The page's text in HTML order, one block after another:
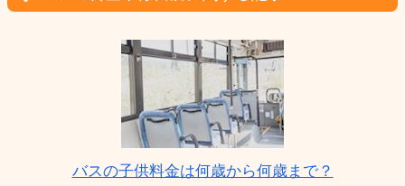
バスの子供料金は何歳から何歳まで？